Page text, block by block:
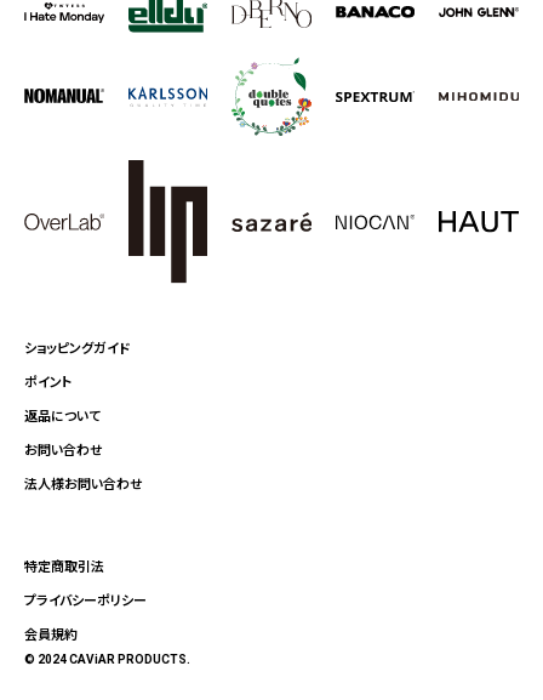
ショッピングガイド
ポイント
返品について
お問い合わせ
法人様お問い合わせ
特定商取引法
プライバシーポリシー
会員規約
© 2024 CAViAR PRODUCTS.